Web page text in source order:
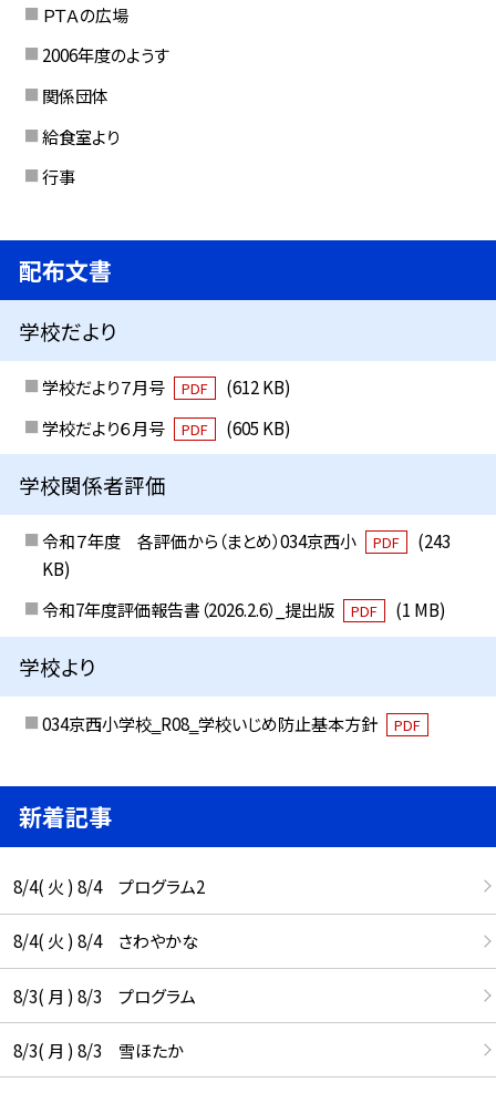
ＰＴＡの広場
2006年度のようす
関係団体
給食室より
行事
配布文書
学校だより
学校だより７月号 PDF
(612 KB)
学校だより６月号
PDF (605 KB)
学校関係者評価
令和７年度 各評価から（まとめ）034京西小 PDF
(243
KB)
令和7年度評価報告書（2026.2.6）_提出版
PDF (1 MB)
学校より
034京西小学校‗R08‗学校いじめ防止基本方針 PDF
新着記事
8/4( 火 ) 8/4 プログラム2
8/4( 火 ) 8/4 さわやかな
8/3( 月 ) 8/3 プログラム
8/3( 月 ) 8/3 雪ほたか